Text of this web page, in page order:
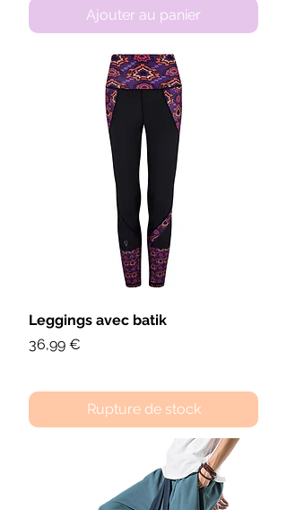
Ajouter au panier
Leggings avec batik
Prix
36,99 €
Rupture de stock